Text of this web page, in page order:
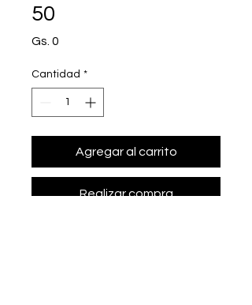
50
Gs. 0
Cantidad *
Agregar al carrito
Realizar compra